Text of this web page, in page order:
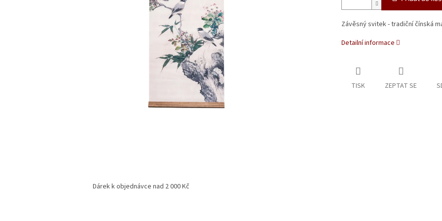
Závěsný svitek - tradiční čínská
Detailní informace
TISK ZEPTAT SE
Dárek k objednávce nad 2 000 Kč